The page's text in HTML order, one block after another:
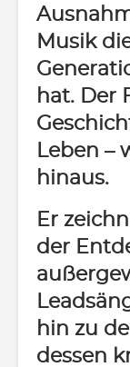
Musik
hat. Der
Leben –
hinaus.
Er
der
hin zu
dessen